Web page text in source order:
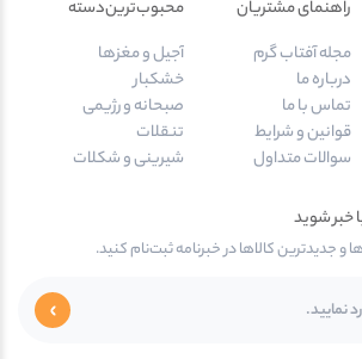
راهنمای مشتریان
مجله آفتاب گرم
درباره ما
تماس با ما
قوانین و شرایط
سوالات متداول
محبوب‌ترین‌دسته‌
آجیل و مغزها
خشکبار
صبحانه و رژیمی
تنقلات
شیرینی و شکلات
و جدیدترین کالاها در خبرنامه ثبت‌نام کنید.